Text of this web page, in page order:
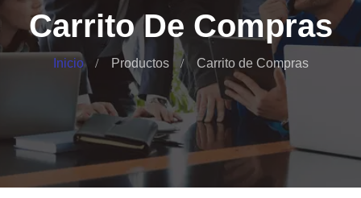
Carrito De Compras
Inicio Productos Carrito de Compras